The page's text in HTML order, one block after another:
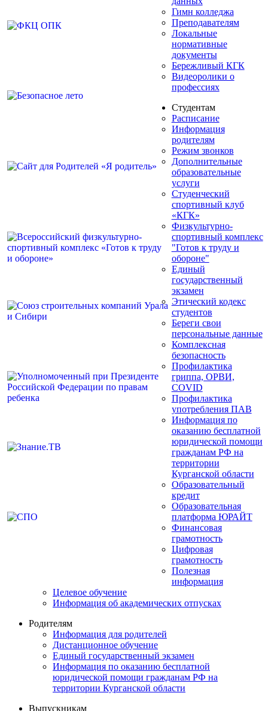
Гимн колледжа
Преподавателям
Локальные
нормативные
документы
Бережливый КГК
Видеоролики о
профессиях
Студентам
Расписание
Информация
родителям
Режим звонков
Дополнительные
образовательные
услуги
Студенческий
спортивный клуб
«КГК»
Физкультурно-
спортивный комплекс
"Готов к труду и
обороне"
Единый
государственный
экзамен
Этический кодекс
студентов
Береги свои
персональные данные
Комплексная
безопасность
Профилактика
гриппа, ОРВИ,
COVID
Профилактика
употребления ПАВ
Информация по
оказанию бесплатной
юридической помощи
гражданам РФ на
территории
Курганской области
Образовательный
кредит
Образовательная
платформа ЮРАЙТ
Финансовая
грамотность
Цифровая
грамотность
Полезная
информация
Целевое обучение
Информация об академических отпусках
Родителям
Информация для родителей
Дистанционное обучение
Единый государственный экзамен
Информация по оказанию бесплатной
юридической помощи гражданам РФ на
территории Курганской области
Выпускникам